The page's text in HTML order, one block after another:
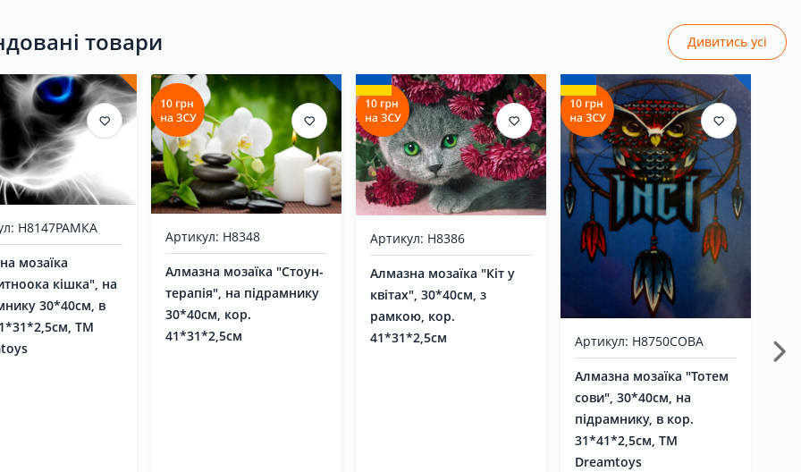
Вхід | Реєстрація
товари Дивитись усі
H8147РАМКА
мозаїка
кішка", на
30*40см, в
ТМ
Артикул: H8348
Алмазна мозаїка "Стоун-
терапія", на підрамнику
30*40см, кор.
41*31*2,5см
Артикул: H8386
Алмазна мозаїка "Кіт у
квітах", 30*40см, з
рамкою, кор.
41*31*2,5см
Артикул: H8750СОВА
Алмазна мозаїка "Тотем
сови", 30*40см, на
підрамнику, в кор.
31*41*2,5см, ТМ
Dreamtoys